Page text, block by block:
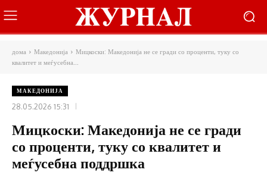
дома Македонија
Мицкоски: Македонија не се гради со проценти, туку со
квалитет и меѓусебна...
МАКЕДОНИЈА
28.05.2026 15:31
Мицкоски: Македонија не се гради
со проценти, туку со квалитет и
меѓусебна поддршка